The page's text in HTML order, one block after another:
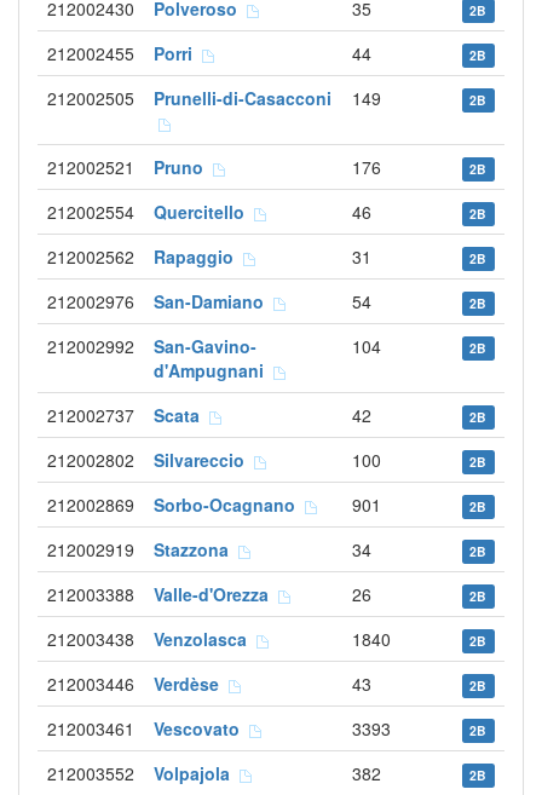
212002430 Polveroso 35 2B
212002455 Porri 44 2B
212002505 Prunelli-di-Casacconi 149 2B
212002521 Pruno 176 2B
212002554 Quercitello 46 2B
212002562 Rapaggio 31 2B
212002976 San-Damiano 54 2B
212002992
San-Gavino-
d'Ampugnani
104 2B
212002737 Scata 42 2B
212002802 Silvareccio 100 2B
212002869 Sorbo-Ocagnano 901 2B
212002919 Stazzona 34 2B
212003388 Valle-d'Orezza 26 2B
212003438 Venzolasca 1840 2B
212003446 Verdèse 43 2B
212003461 Vescovato 3393 2B
212003552 Volpajola 382 2B